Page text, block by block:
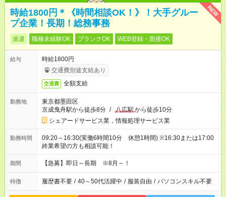
NEW
時給1800円＊《時間相談OK！》！大手グルー
プ企業！長期！総務事務
派遣 職種未経験OK ブランクOK WEB登録・面接OK
給与
時給1800円
交通費別途支給あり
交通費 全額支給
勤務地
東京都墨田区
京成曳舟駅から徒歩8分 / 八広駅から徒歩10分
シェアードサービス業，情報処理サービス業
勤務時間
09:20～16:30(実働6時間10分 休憩1時間) ※16:30または17:00
終業希望の方も相談可能！
期間 【急募】即日～長期 ※8月～！
特徴 履歴書不要 / 40～50代活躍中 / 服装自由 / パソコンスキル不要